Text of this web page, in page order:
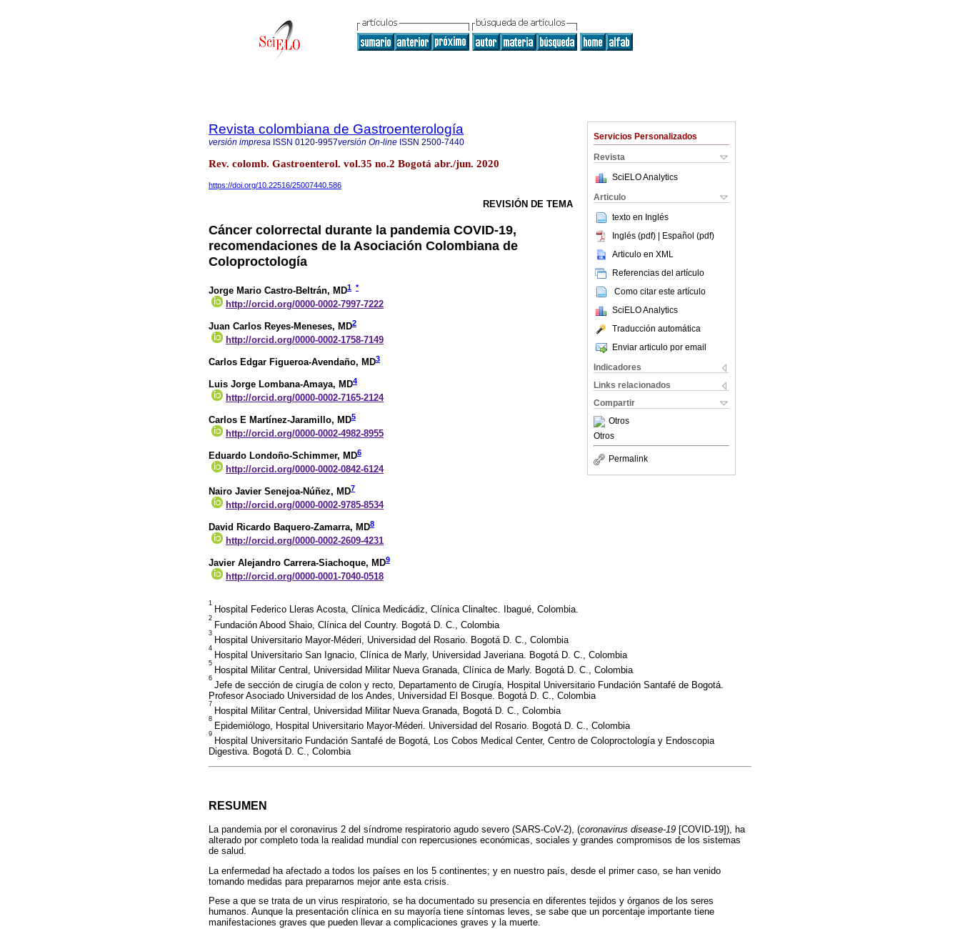
Servicios Personalizados
Revista
SciELO Analytics
Articulo
texto en Inglés
Inglés (pdf) | Español (pdf)
Articulo en XML
Referencias del artículo
Como citar este artículo
SciELO Analytics
Traducción automática
Enviar articulo por email
Indicadores
Links relacionados
Compartir
Otros
Otros
Permalink
Revista colombiana de Gastroenterología
versión impresa ISSN 0120-9957versión On-line ISSN 2500-7440
Rev. colomb. Gastroenterol. vol.35 no.2 Bogotá abr./jun. 2020
https://doi.org/10.22516/25007440.586
REVISIÓN DE TEMA
Cáncer colorrectal durante la pandemia COVID-19,
recomendaciones de la Asociación Colombiana de
Coloproctología
Jorge Mario Castro-Beltrán, MD1 *
http://orcid.org/0000-0002-7997-7222
Juan Carlos Reyes-Meneses, MD2
http://orcid.org/0000-0002-1758-7149
Carlos Edgar Figueroa-Avendaño, MD3
Luis Jorge Lombana-Amaya, MD4
http://orcid.org/0000-0002-7165-2124
Carlos E Martínez-Jaramillo, MD5
http://orcid.org/0000-0002-4982-8955
Eduardo Londoño-Schimmer, MD6
http://orcid.org/0000-0002-0842-6124
Nairo Javier Senejoa-Núñez, MD7
http://orcid.org/0000-0002-9785-8534
David Ricardo Baquero-Zamarra, MD8
http://orcid.org/0000-0002-2609-4231
Javier Alejandro Carrera-Siachoque, MD9
http://orcid.org/0000-0001-7040-0518
1
Hospital Federico Lleras Acosta, Clínica Medicádiz, Clínica Clinaltec. Ibagué, Colombia.
2
Fundación Abood Shaio, Clínica del Country. Bogotá D. C., Colombia
3
Hospital Universitario Mayor-Méderi, Universidad del Rosario. Bogotá D. C., Colombia
4
Hospital Universitario San Ignacio, Clínica de Marly, Universidad Javeriana. Bogotá D. C., Colombia
5
Hospital Militar Central, Universidad Militar Nueva Granada, Clínica de Marly. Bogotá D. C., Colombia
6
Jefe de sección de cirugía de colon y recto, Departamento de Cirugía, Hospital Universitario Fundación Santafé de Bogotá.
Profesor Asociado Universidad de los Andes, Universidad El Bosque. Bogotá D. C., Colombia
7
Hospital Militar Central, Universidad Militar Nueva Granada, Bogotá D. C., Colombia
8
Epidemiólogo, Hospital Universitario Mayor-Méderi. Universidad del Rosario. Bogotá D. C., Colombia
9
Hospital Universitario Fundación Santafé de Bogotá, Los Cobos Medical Center, Centro de Coloproctología y Endoscopia
Digestiva. Bogotá D. C., Colombia
RESUMEN
La pandemia por el coronavirus 2 del síndrome respiratorio agudo severo (SARS-CoV-2), (coronavirus disease-19 [COVID-19]), ha
alterado por completo toda la realidad mundial con repercusiones económicas, sociales y grandes compromisos de los sistemas
de salud.
La enfermedad ha afectado a todos los países en los 5 continentes; y en nuestro país, desde el primer caso, se han venido
tomando medidas para prepararnos mejor ante esta crisis.
Pese a que se trata de un virus respiratorio, se ha documentado su presencia en diferentes tejidos y órganos de los seres
humanos. Aunque la presentación clínica en su mayoría tiene síntomas leves, se sabe que un porcentaje importante tiene
manifestaciones graves que pueden llevar a complicaciones graves y la muerte.